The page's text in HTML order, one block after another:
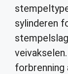
sylinderen
forbrenning